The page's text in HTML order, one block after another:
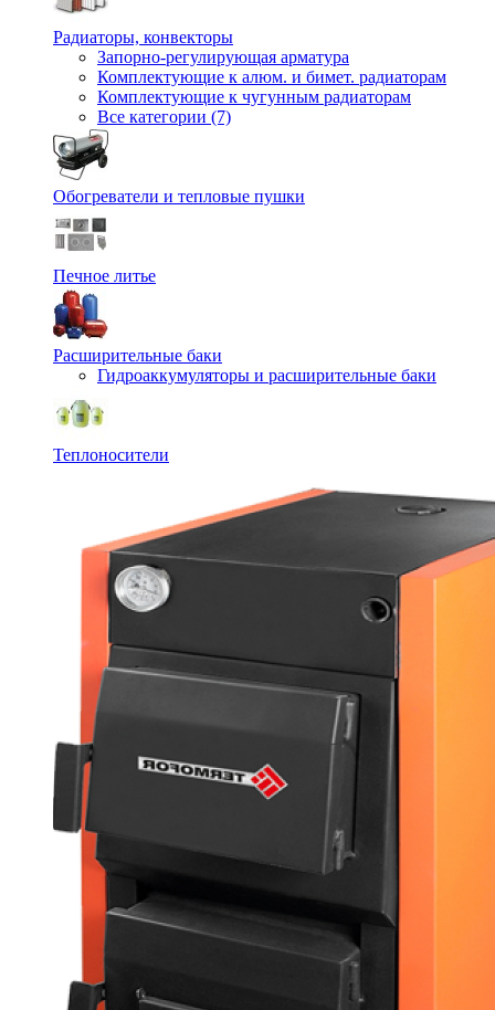
Радиаторы, конвекторы
Запорно-регулирующая арматура
Комплектующие к алюм. и бимет. радиаторам
Комплектующие к чугунным радиаторам
Все категории (7)
Обогреватели и тепловые пушки
Печное литье
Расширительные баки
Гидроаккумуляторы и расширительные баки
Теплоносители